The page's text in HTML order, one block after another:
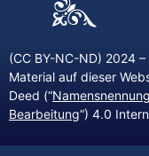
(CC BY-NC-ND) 2024
Material auf dieser
Deed (“
Bearbeitung“) 4.0